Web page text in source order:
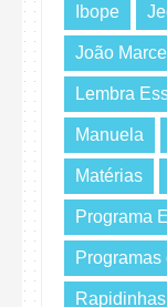
Ibope
João
Lembra
Manuela
Matérias
Programa
Programas
Rapidinhas